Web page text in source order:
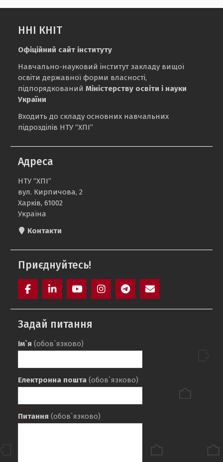
ННІ КНІТ
Офіційний сайт інституту
Навчально-науковий інститут закладу вищої
освіти державної форми власності,
підпорядкованийМіністерству освіти і науки
України
Входить до складу основних навчальних
підрозділів НТУ “ХПІ”
Адреса
НТУ “ХПІ”
вул. Кирпичова, 2
Харків, 61002
Україна
Контакти
Приєднуйтесь!
Задай питання
Ім`я (обов`язково)
Електронна пошта (обов`язково)
Питання (обов`язково)